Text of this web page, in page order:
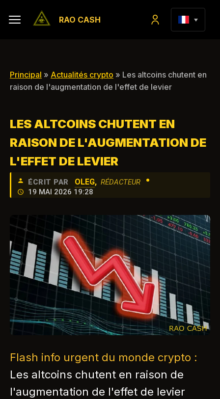
RAO CASH
Principal » Actualités crypto » Les altcoins chutent en
raison de l'augmentation de l'effet de levier
LES ALTCOINS CHUTENT EN
RAISON DE L'AUGMENTATION DE
L'EFFET DE LEVIER
ÉCRIT PAR OLEG, RÉDACTEUR •
19 MAI 2026 19:28
Flash info urgent du monde crypto :
Les altcoins chutent en raison de
l'augmentation de l'effet de levier